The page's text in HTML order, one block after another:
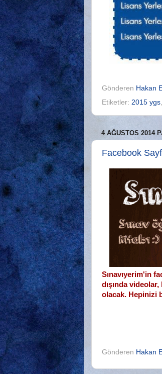
Gönderen Hakan
Etiketler: 2015 ygs
4 AĞUSTOS 2014
Facebook
Sınavıyerim'in
dışında
olacak. Hepinizi
Gönderen Hakan